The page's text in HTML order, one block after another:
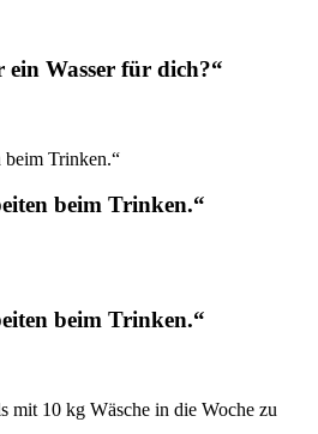
ein Wasser für dich?“
beim Trinken.“
beim Trinken.“